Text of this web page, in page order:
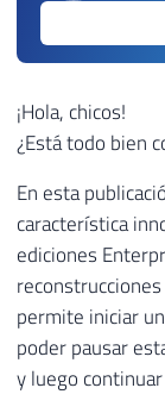
¡Hola, chicos!
¿Está todo bien
En esta
característica
ediciones
permite iniciar
poder pausar
y luego